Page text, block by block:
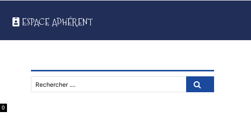
ESPACE ADHÉRENT
0
Rechercher ....